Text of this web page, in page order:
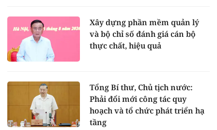
Xây dựng phần mềm quản lý
và bộ chỉ số đánh giá cán bộ
thực chất, hiệu quả
Tổng Bí thư, Chủ tịch nước:
Phải đổi mới công tác quy
hoạch và tổ chức phát triển hạ
tầng